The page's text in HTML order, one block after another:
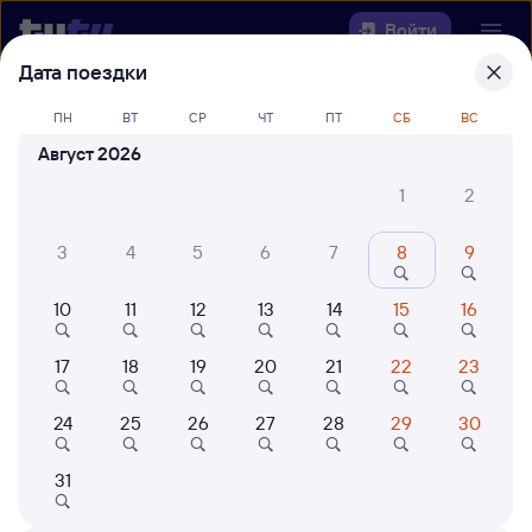
Войти
Выберите день, чтобы найтиж/д
билеты Куйтун — Дальнереченск-1
Куда
Когда
Кто едет
Найти поезда
Дата поездки
ПН ВТ СР ЧТ ПТ СБ ВС
Август 2026
1
2
3 4 5 6 7 8 9
10 11 12 13 14 15 16
17 18 19 20 21 22 23
24 25 26 27 28 29 30
31